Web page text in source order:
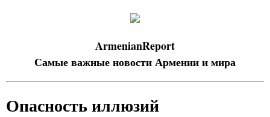
ArmenianReport
Самые важные новости Армении и мира
Опасность иллюзий